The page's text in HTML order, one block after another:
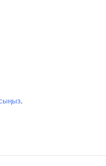
.